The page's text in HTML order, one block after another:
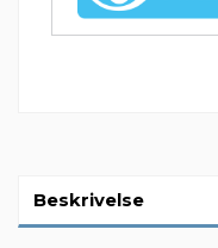
Beskrivelse